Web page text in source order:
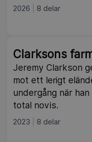
2026 8 delar
Clarksons
Jeremy Clarkson
mot ett lerigt
undergång när
total novis.
2023 8 delar